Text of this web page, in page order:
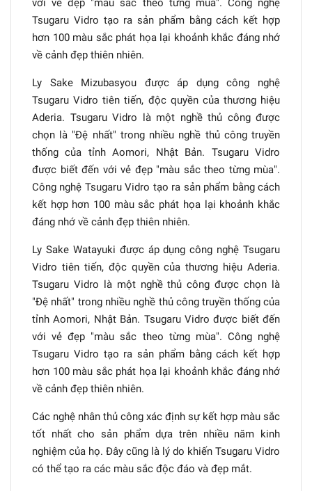
với vẻ đẹp "màu sắc theo từng mùa". Công nghệ
Tsugaru Vidro tạo ra sản phẩm bằng cách kết hợp
hơn 100 màu sắc phát họa lại khoảnh khắc đáng nhớ
về cảnh đẹp thiên nhiên.
Ly Sake Mizubasyou được áp dụng công nghệ
Tsugaru Vidro tiên tiến, độc quyền của thương hiệu
Aderia. Tsugaru Vidro là một nghề thủ công được
chọn là "Đệ nhất" trong nhiều nghề thủ công truyền
thống của tỉnh Aomori, Nhật Bản. Tsugaru Vidro
được biết đến với vẻ đẹp "màu sắc theo từng mùa".
Công nghệ Tsugaru Vidro tạo ra sản phẩm bằng cách
kết hợp hơn 100 màu sắc phát họa lại khoảnh khắc
đáng nhớ về cảnh đẹp thiên nhiên.
Ly Sake Watayuki được áp dụng công nghệ Tsugaru
Vidro tiên tiến, độc quyền của thương hiệu Aderia.
Tsugaru Vidro là một nghề thủ công được chọn là
"Đệ nhất" trong nhiều nghề thủ công truyền thống của
tỉnh Aomori, Nhật Bản. Tsugaru Vidro được biết đến
với vẻ đẹp "màu sắc theo từng mùa". Công nghệ
Tsugaru Vidro tạo ra sản phẩm bằng cách kết hợp
hơn 100 màu sắc phát họa lại khoảnh khắc đáng nhớ
về cảnh đẹp thiên nhiên.
Các nghệ nhân thủ công xác định sự kết hợp màu sắc
tốt nhất cho sản phẩm dựa trên nhiều năm kinh
nghiệm của họ. Đây cũng là lý do khiến Tsugaru Vidro
có thể tạo ra các màu sắc độc đáo và đẹp mắt.